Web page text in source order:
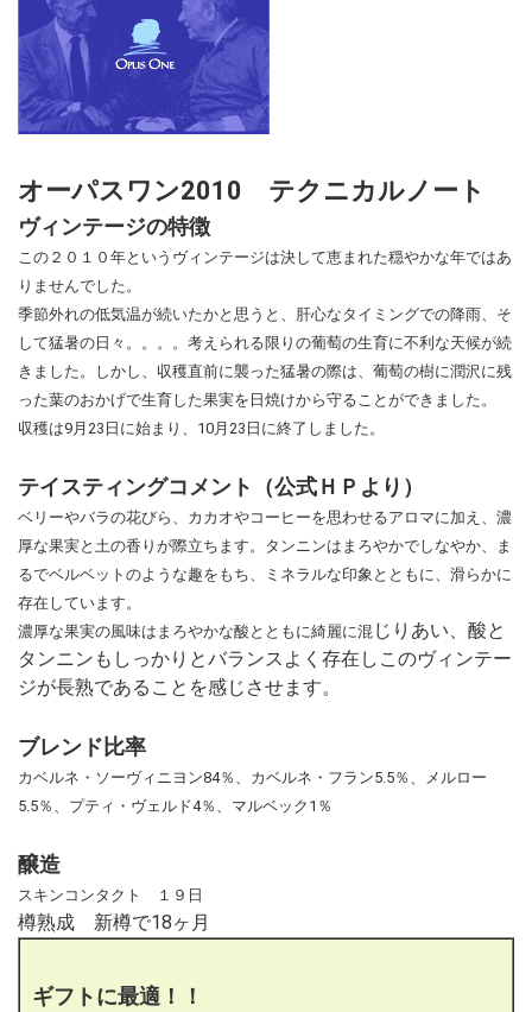
オーパスワン2010 テクニカルノート
ヴィンテージの特徴
この２０１０年というヴィンテージは決して恵まれた穏やかな年ではあ
りませんでした。
季節外れの低気温が続いたかと思うと、肝心なタイミングでの降雨、そ
して猛暑の日々。。。。考えられる限りの葡萄の生育に不利な天候が続
きました。しかし、収穫直前に襲った猛暑の際は、葡萄の樹に潤沢に残
った葉のおかげで生育した果実を日焼けから守ることができました。
収穫は9月23日に始まり、10月23日に終了しました。
テイスティングコメント（公式ＨＰより）
ベリーやバラの花びら、カカオやコーヒーを思わせるアロマに加え、濃
厚な果実と土の香りが際立ちます。タンニンはまろやかでしなやか、ま
るでベルベットのような趣をもち、ミネラルな印象とともに、滑らかに
存在しています。
濃厚な果実の風味はまろやかな酸とともに綺麗に混 じりあい、酸と
タンニンもしっかりとバランスよく存在しこのヴィンテー
ジが長熟であることを感じさせます。
ブレンド比率
カベルネ・ソーヴィニヨン84％、カベルネ・フラン5.5％、メルロー
5.5％、プティ・ヴェルド4％、マルベック1％
醸造
スキンコンタクト １９日
樽熟成 新樽で18ヶ月
ギフトに最適！！